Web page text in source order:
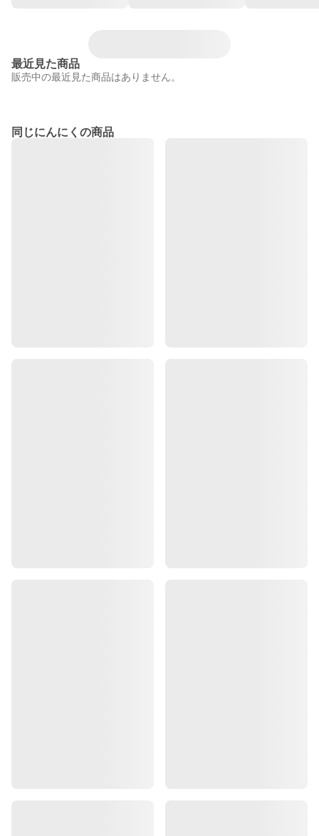
最近見た商品
販売中の最近見た商品はありません。
同じにんにくの商品